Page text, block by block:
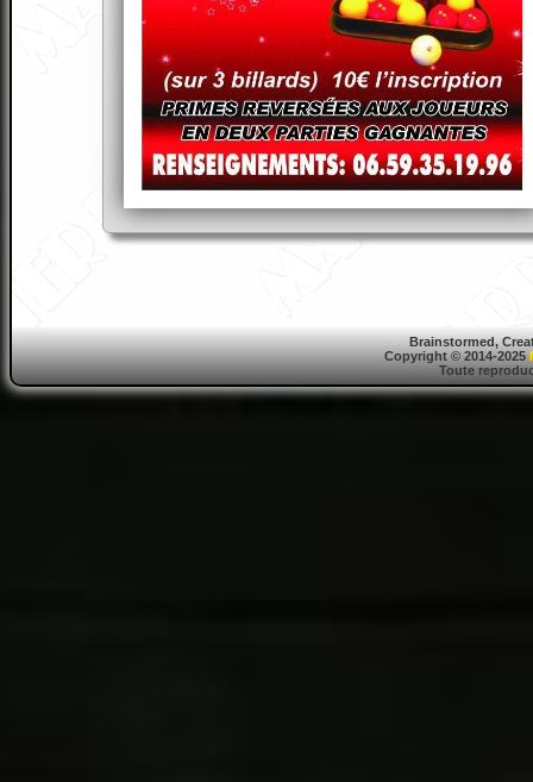
Brainstormed,
Copyright © 2014-2025
Toute